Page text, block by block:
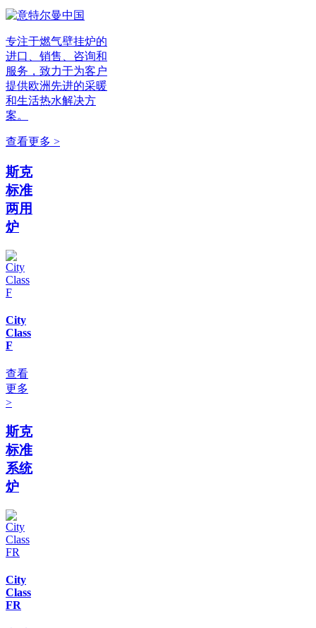
专注于燃气壁挂炉的
进口、销售、咨询和
服务，致力于为客户
提供欧洲先进的采暖
和生活热水解决方
案。
查看更多 >
斯克
标准
两用
炉
City
Class
F
查看
更多
>
斯克
标准
系统
炉
City
Class
FR